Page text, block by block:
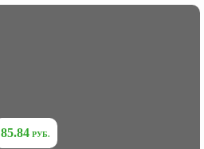
85.84